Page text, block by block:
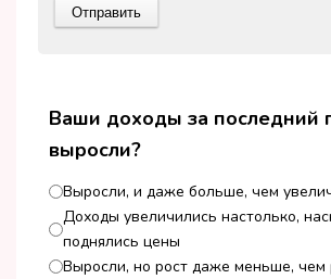
Ваши доходы за последний
выросли?
Выросли, и даже больше, чем
Доходы увеличились настолько,
поднялись цены
Выросли, но рост даже меньше, чем